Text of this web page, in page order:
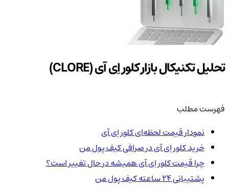
تحلیل تکنیکال بازار کلور اِی آی (CLORE)
فهرست مطلب
نمودار قیمت لحظه‌ای کلور اِی آی
خرید کلور اِی آی در صرافی کیف پول من
چرا قیمت کلور اِی آی همیشه در حال تغییر است؟
پشتیبانی ۲۴ ساعته کیف پول من